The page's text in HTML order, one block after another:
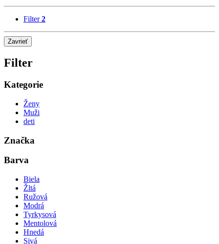
Filter2
Zavrieť
Filter
Kategorie
Ženy
Muži
deti
Značka
Barva
Biela
Žltá
Ružová
Modrá
Tyrkysová
Mentolová
Hnedá
Sivá